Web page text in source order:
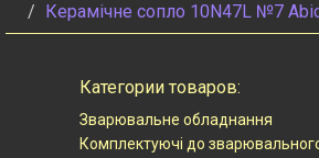
Керамічне сопло 10N47L №7
Категории товаров:
Зварювальне обладнання
Комплектуючі до